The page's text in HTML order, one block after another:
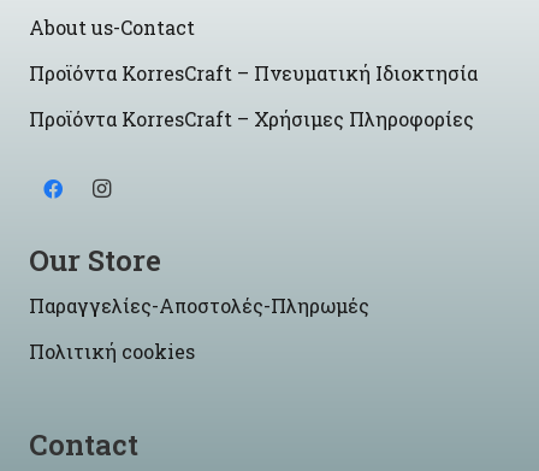
About us-Contact
Προϊόντα KorresCraft – Πνευματική Ιδιοκτησία
Προϊόντα KorresCraft – Χρήσιμες Πληροφορίες
Our Store
Παραγγελίες-Αποστολές-Πληρωμές
Πολιτική cookies
Contact